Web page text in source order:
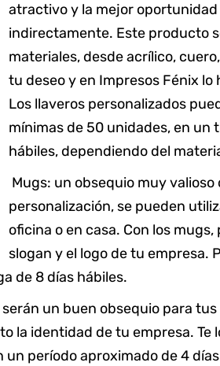
atractivo y la mejor
indirectamente. Este producto
materiales, desde acrílico,
tu deseo y en Impresos Fénix lo
Los llaveros personalizados
mínimas de 50 unidades, en un
hábiles, dependiendo del
Mugs: un obsequio muy
personalización, se pueden
oficina o en casa. Con los
slogan y el logo de tu empresa.
de 8 días hábiles.
un buen obsequio para
la identidad de tu empresa. Te
período aproximado de 4